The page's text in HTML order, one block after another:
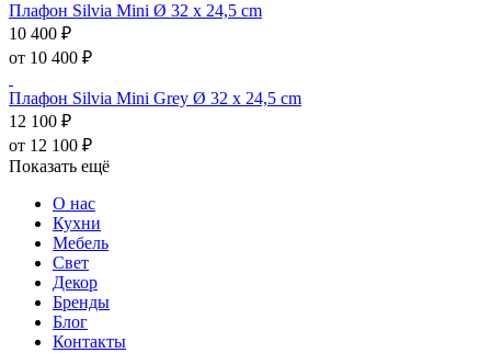
Плафон Silvia Mini Ø 32 x 24,5 cm
10 400 ₽
от 10 400 ₽
Плафон Silvia Mini Grey Ø 32 x 24,5 cm
12 100 ₽
от 12 100 ₽
Показать ещё
О нас
Кухни
Мебель
Свет
Декор
Бренды
Блог
Контакты